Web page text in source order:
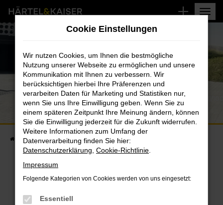
Zum
Hauptinhalt
springen
RENAULT TWINGO
JETZT AB 99,– € MTL.
Renault Twingo SCe 65: Energieverbrauch kombiniert (l/
CO2-Emission kombiniert (g/km): 118; CO2-Klasse: D.
Startseite Fahrzeugangebote Aktuelle Angebote
DER RENAULT TWINGO
Cookie Einstellungen
Wir nutzen Cookies, um Ihnen die bestmögliche
Nutzung unserer Webseite zu ermöglichen und unsere
Kommunikation mit Ihnen zu verbessern. Wir
berücksichtigen hierbei Ihre Präferenzen und
verarbeiten Daten für Marketing und Statistiken nur,
wenn Sie uns Ihre Einwilligung geben. Wenn Sie zu
einem späteren Zeitpunkt Ihre Meinung ändern, können
Sie die Einwilligung jederzeit für die Zukunft widerrufen.
Weitere Informationen zum Umfang der
Datenverarbeitung finden Sie hier:
Datenschutzerklärung Cookie-Richtlinie
Impressum
Folgende Kategorien von Cookies werden von uns eingesetzt:
Essentiell